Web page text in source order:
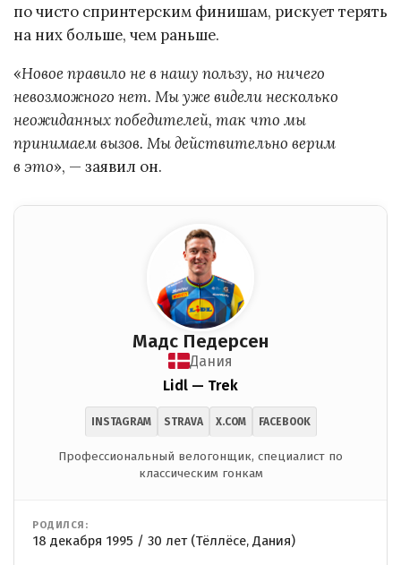
по чисто спринтерским финишам, рискует терять
на них больше, чем раньше.
«Новое правило не в нашу пользу, но ничего
невозможного нет. Мы уже видели несколько
неожиданных победителей, так что мы
принимаем вызов. Мы действительно верим
в это», — заявил он.
Мадс Педерсен
Дания
Lidl — Trek
INSTAGRAM STRAVA X.COM FACEBOOK
Профессиональный велогонщик, специалист по
классическим гонкам
РОДИЛСЯ:
18 декабря 1995 / 30 лет (Тёллёсе, Дания)